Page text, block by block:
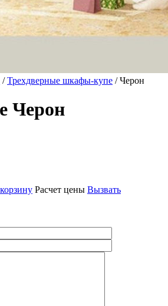
/Трехдверные шкафы-купе / Черон
Черон
Расчет цены Вызвать